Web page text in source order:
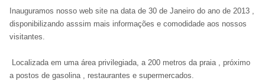
Inauguramos nosso web site na data de 30 de Janeiro do ano de 2013 ,
disponibilizando asssim mais informações e comodidade aos nossos
visitantes.
Localizada em uma área privilegiada, a 200 metros da praia , próximo
a postos de gasolina , restaurantes e supermercados.